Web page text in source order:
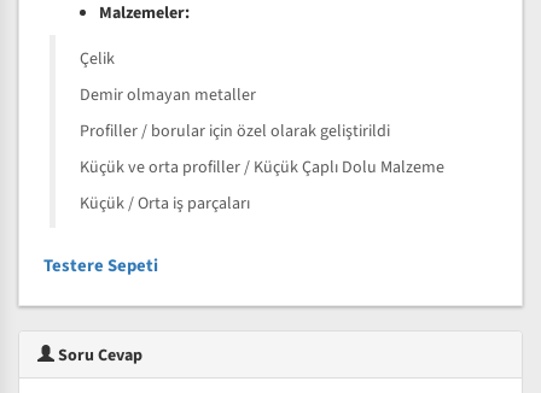
Malzemeler:
Çelik
Demir olmayan metaller
Profiller / borular için özel olarak geliştirildi
Küçük ve orta profiller / Küçük Çaplı Dolu Malzeme
Küçük / Orta iş parçaları
Testere Sepeti
Soru Cevap